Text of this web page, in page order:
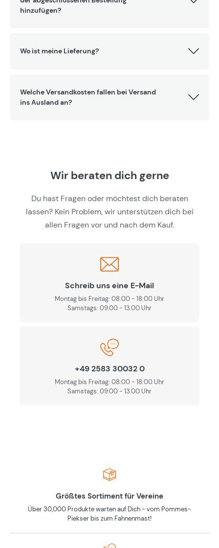
hinzufügen?
Wo ist meine Lieferung?
Welche Versandkosten fallen bei Versand
ins Ausland an?
Wir beraten dich gerne
Du hast Fragen oder möchtest dich beraten
lassen? Kein Problem, wir unterstützen dich bei
allen Fragen vor und nach dem Kauf.
Schreib uns eine E-Mail
Montag bis Freitag: 08:00 - 18:00 Uhr
Samstags: 09.00 - 13.00 Uhr
+49 2583 30032 0
Montag bis Freitag: 08:00 - 18:00 Uhr
Samstags: 09.00 - 13.00 Uhr
Größtes Sortiment für Vereine
Über 30,000 Produkte warten auf Dich - vom Pommes-
Piekser bis zum Fahnenmast!